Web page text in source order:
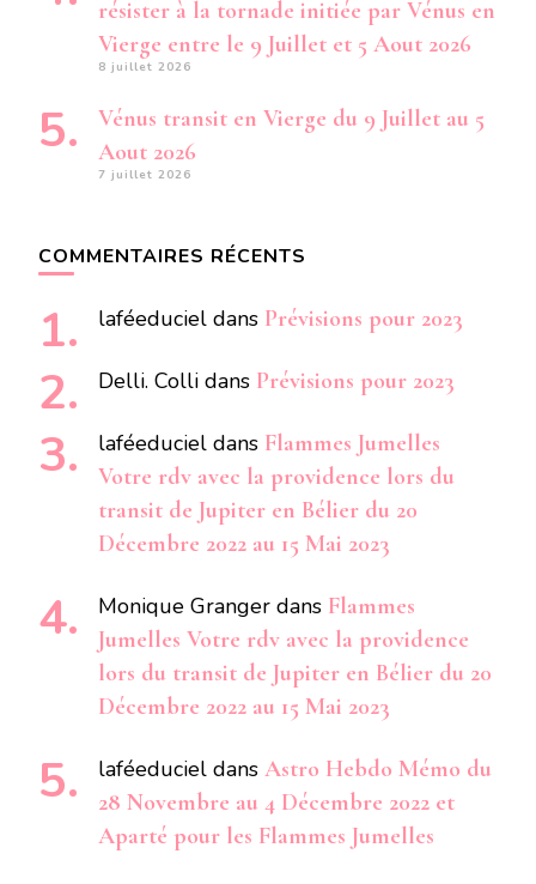
résister à la tornade initiée par Vénus en
Vierge entre le 9 Juillet et 5 Aout 2026
8 juillet 2026
Vénus transit en Vierge du 9 Juillet au 5
Aout 2026
7 juillet 2026
COMMENTAIRES RÉCENTS
laféeduciel dans Prévisions pour 2023
Delli. Colli dans Prévisions pour 2023
laféeduciel dans Flammes Jumelles
Votre rdv avec la providence lors du
transit de Jupiter en Bélier du 20
Décembre 2022 au 15 Mai 2023
Monique Granger dans Flammes
Jumelles Votre rdv avec la providence
lors du transit de Jupiter en Bélier du 20
Décembre 2022 au 15 Mai 2023
laféeduciel dans Astro Hebdo Mémo du
28 Novembre au 4 Décembre 2022 et
Aparté pour les Flammes Jumelles